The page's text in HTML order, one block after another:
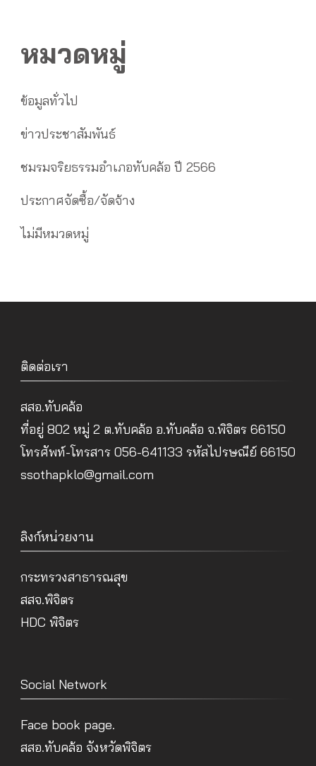
หมวดหมู่
ข้อมูลทั่วไป
ข่าวประชาสัมพันธ์
ชมรมจริยธรรมอำเภอทับคล้อ ปี 2566
ประกาศจัดซื้อ/จัดจ้าง
ไม่มีหมวดหมู่
ติดต่อเรา
สสอ.ทับคล้อ
ที่อยู่ 802 หมู่ 2 ต.ทับคล้อ อ.ทับคล้อ จ.พิจิตร 66150
โทรศัพท์-โทรสาร 056-641133 รหัสไปรษณีย์ 66150
ssothapklo@gmail.com
ลิงก์หน่วยงาน
กระทรวงสาธารณสุข
สสจ.พิจิตร
HDC พิจิตร
Social Network
Face book page.
สสอ.ทับคล้อ จังหวัดพิจิตร